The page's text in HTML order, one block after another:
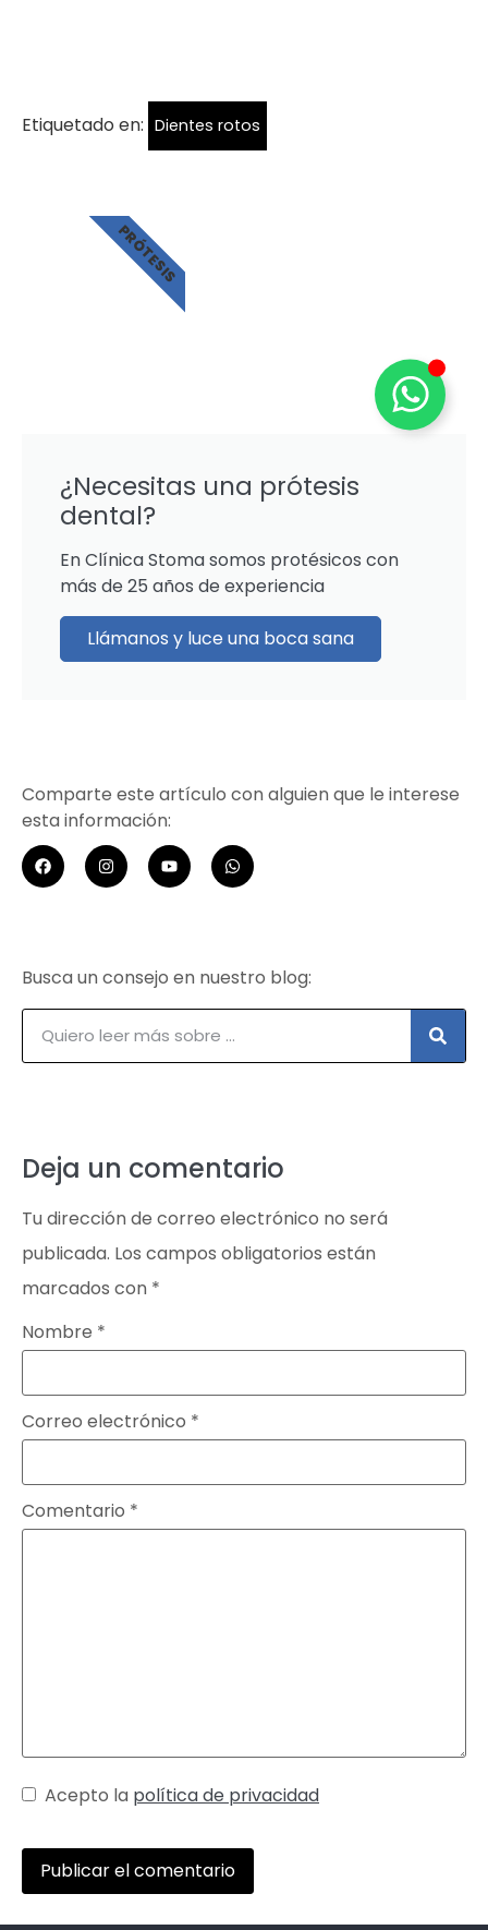
Etiquetado en: Dientes rotos
¿Necesitas una prótesis
dental?
En Clínica Stoma somos protésicos con
más de 25 años de experiencia
Llámanos y luce una boca sana
PRÓTESIS
Comparte este artículo con alguien que le interese
esta información:
Busca un consejo en nuestro blog:
Deja un comentario
Tu dirección de correo electrónico no será
publicada. Los campos obligatorios están
marcados con *
Nombre *
Correo electrónico *
Comentario *
Acepto la política de privacidad